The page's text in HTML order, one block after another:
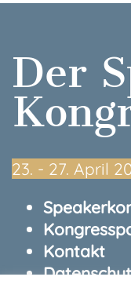
Der
23.⁠ ⁠- 27. April
Kontakt